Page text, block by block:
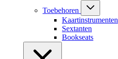
Toebehoren
Kaartinstrumenten
Sextanten
Bookseats